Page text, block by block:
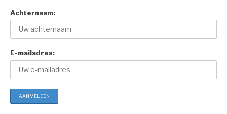
Achternaam:
E-mailadres: